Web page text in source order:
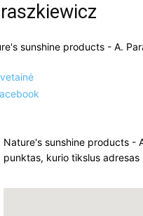
sunshine products - A.
Nature's sunshine products -
punktas, kurio tikslus